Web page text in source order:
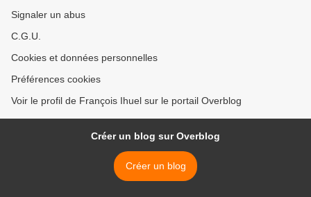
Signaler un abus
C.G.U.
Cookies et données personnelles
Préférences cookies
Voir le profil de François Ihuel sur le portail Overblog
Créer un blog sur Overblog
Créer un blog